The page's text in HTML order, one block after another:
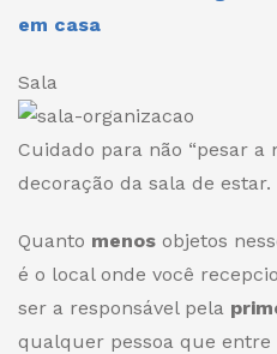
em casa
Sala
Cuidado para não “pesar a
decoração da sala de estar.
Quanto menos objetos
é o local onde você
ser a responsável pela
qualquer pessoa que entre